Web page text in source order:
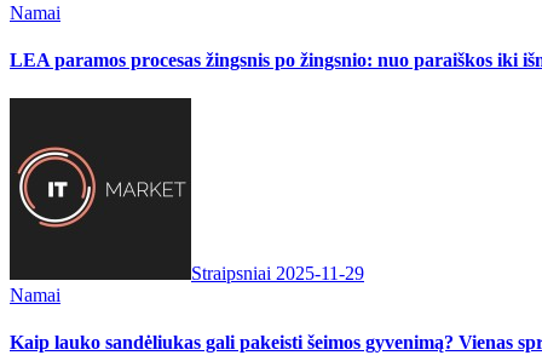
Namai
LEA paramos procesas žingsnis po žingsnio: nuo paraiškos iki
Straipsniai 2025-11-29
Namai
Kaip lauko sandėliukas gali pakeisti šeimos gyvenimą? Vienas